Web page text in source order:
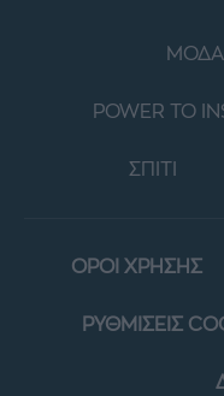
ΜΟΔΑ
POWER TO
ΣΠΙΤΙ
ΟΡΟΙ ΧΡΗΣΗΣ
ΡΥΘΜΙΣΕΙΣ